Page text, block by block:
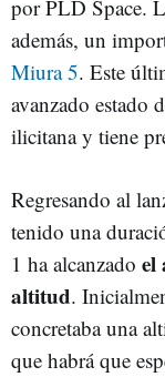
por PLD Space.
además, un
Miura 5. Este
avanzado estado
ilicitana y tiene
Regresando al
tenido una
1 ha alcanzado el
altitud.
concretaba una
que habrá que